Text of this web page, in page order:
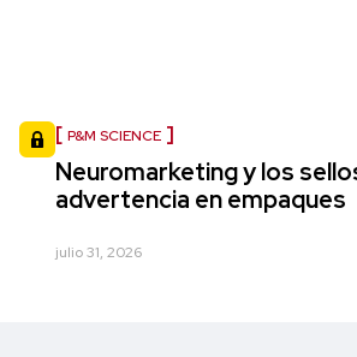
P&M SCIENCE
Neuromarketing y los
advertencia en empaques
julio 31, 2026